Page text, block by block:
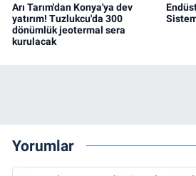
Arı Tarım'dan Konya'ya dev
yatırım! Tuzlukcu'da 300
dönümlük jeotermal sera
kurulacak
Yorumlar